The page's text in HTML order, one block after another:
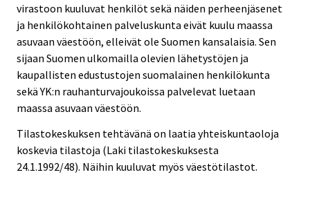
virastoon kuuluvat henkilöt sekä näiden perheenjäsenet
ja henkilökohtainen palveluskunta eivät kuulu maassa
asuvaan väestöön, elleivät ole Suomen kansalaisia. Sen
sijaan Suomen ulkomailla olevien lähetystöjen ja
kaupallisten edustustojen suomalainen henkilökunta
sekä YK:n rauhanturvajoukoissa palvelevat luetaan
maassa asuvaan väestöön.
Tilastokeskuksen tehtävänä on laatia yhteiskuntaoloja
koskevia tilastoja (Laki tilastokeskuksesta
24.1.1992/48). Näihin kuuluvat myös väestötilastot.